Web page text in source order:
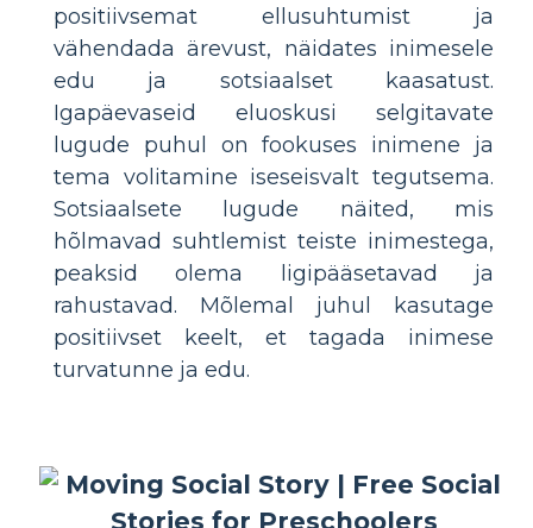
positiivsemat ellusuhtumist ja
vähendada ärevust, näidates inimesele
edu ja sotsiaalset kaasatust.
Igapäevaseid eluoskusi selgitavate
lugude puhul on fookuses inimene ja
tema volitamine iseseisvalt tegutsema.
Sotsiaalsete lugude näited, mis
hõlmavad suhtlemist teiste inimestega,
peaksid olema ligipääsetavad ja
rahustavad. Mõlemal juhul kasutage
positiivset keelt, et tagada inimese
turvatunne ja edu.